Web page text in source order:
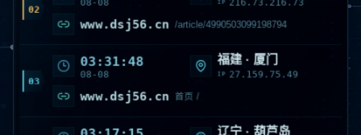
www.dsj56.cn
08-08
福建 · 厦门
IP 27.159.75.49
www.dsj56.cn
03:17:15 辽宁 · 葫芦岛